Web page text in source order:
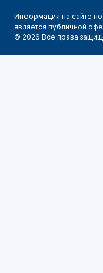
Информация на сайте
является публичной
© 2026 Все права